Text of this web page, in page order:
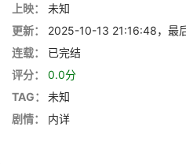
上映：
未知
更新：
2025-10-13 21:16:48，最
连载：
已完结
评分：
0.0分
TAG：
未知
剧情：
内详